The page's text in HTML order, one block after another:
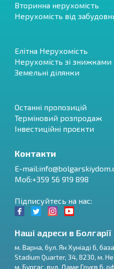
Вторинна нерухомість
Нерухомість від
Елітна Нерухомість
Нерухомість зі знижками
Земельні ділянки
Останні пропозицій
Терміновий розпродаж
Інвестиційні проєкти
Контакти
E-mail:
Моб:+359 56 919 898
Підписуйтесь на нас:
Наші адреси в Болгарії
м. Варна, бул. Ян Хуніаді 6,
Stadium Quarter, 34, 8230, м.
м. Бургас, вул. Даме Груєв 6,